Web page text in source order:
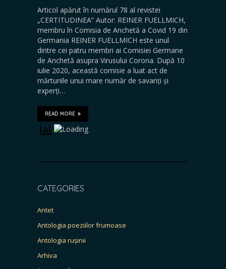
Articol apărut în numărul 78 al revistei
„CERTITUDINEA” Autor: REINER FUELLMICH,
membru în Comisia de Anchetă a Covid 19 din
Germania REINER FUELLMICH este unul
dintre cei patru membri ai Comisiei Germane
de Anchetă asupra Virusului Corona. După 10
iulie 2020, această comisie a luat act de
mărturiile unui mare număr de savanți și
experți…
READ MORE
CATEGORIES
Antet
Antologia poeziilor frumoase
Antologia rușinii
Arhiva